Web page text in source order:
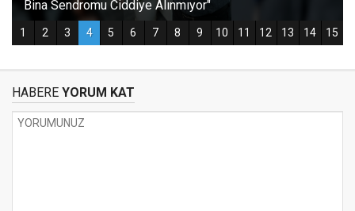
HABERE YORUM KAT